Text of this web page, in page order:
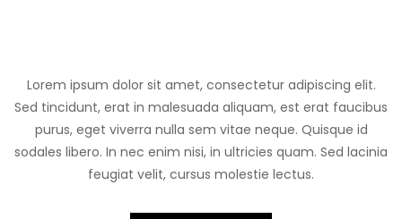
Lorem ipsum dolor sit amet, consectetur adipiscing elit.
Sed tincidunt, erat in malesuada aliquam, est erat faucibus
purus, eget viverra nulla sem vitae neque. Quisque id
sodales libero. In nec enim nisi, in ultricies quam. Sed lacinia
feugiat velit, cursus molestie lectus.